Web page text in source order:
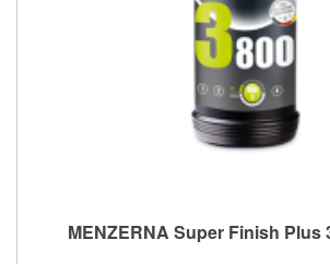
MENZERNA Super Finish Plus